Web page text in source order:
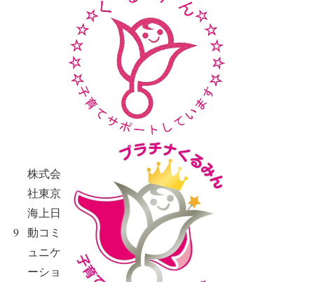
9
株式会
社東京
海上日
動コミ
ュニケ
ーショ